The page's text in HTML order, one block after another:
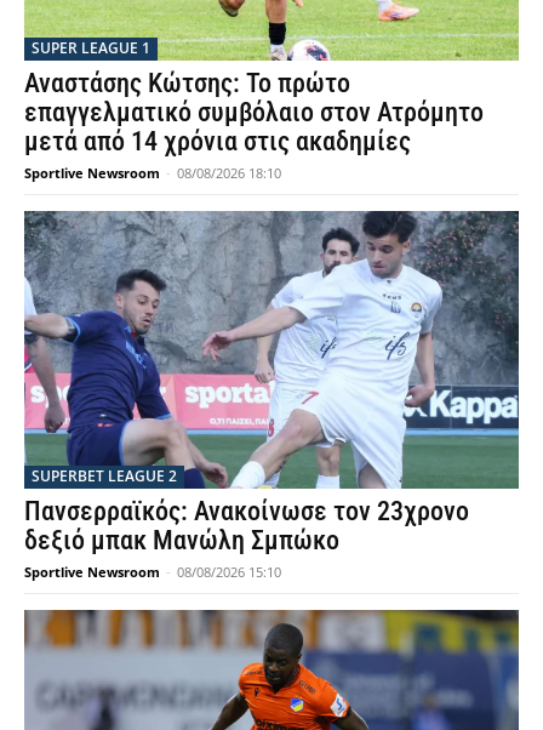
SUPER LEAGUE 1
Αναστάσης Κώτσης: Το πρώτο
επαγγελματικό συμβόλαιο στον Ατρόμητο
μετά από 14 χρόνια στις ακαδημίες
Sportlive Newsroom - 08/08/2026 18:10
SUPERBET LEAGUE 2
Πανσερραϊκός: Ανακοίνωσε τον 23χρονο
δεξιό μπακ Μανώλη Σμπώκο
Sportlive Newsroom - 08/08/2026 15:10